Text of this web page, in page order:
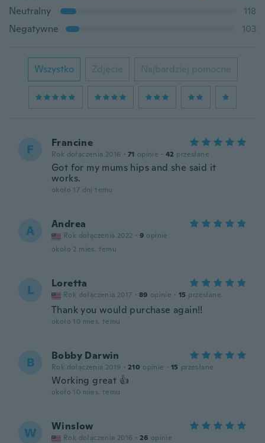
Neutralny
118
Negatywne
103
Wszystko Zdjęcie Najbardziej pomocne
F Francine
Rok dołączenia 2016 · 71 opinie · 42 przesłane
Got for my mums hips and she said it
works.
około 17 dni temu
A Andrea
Rok dołączenia 2022 · 9 opinie
około 2 mies. temu
L Loretta
Rok dołączenia 2017 · 89 opinie · 15 przesłane
Thank you would purchase again!!
około 10 mies. temu
B Bobby Darwin
Rok dołączenia 2019 · 210 opinie · 15 przesłane
Working great 👍
około 10 mies. temu
W Winslow
Rok dołączenia 2016 · 26 opinie